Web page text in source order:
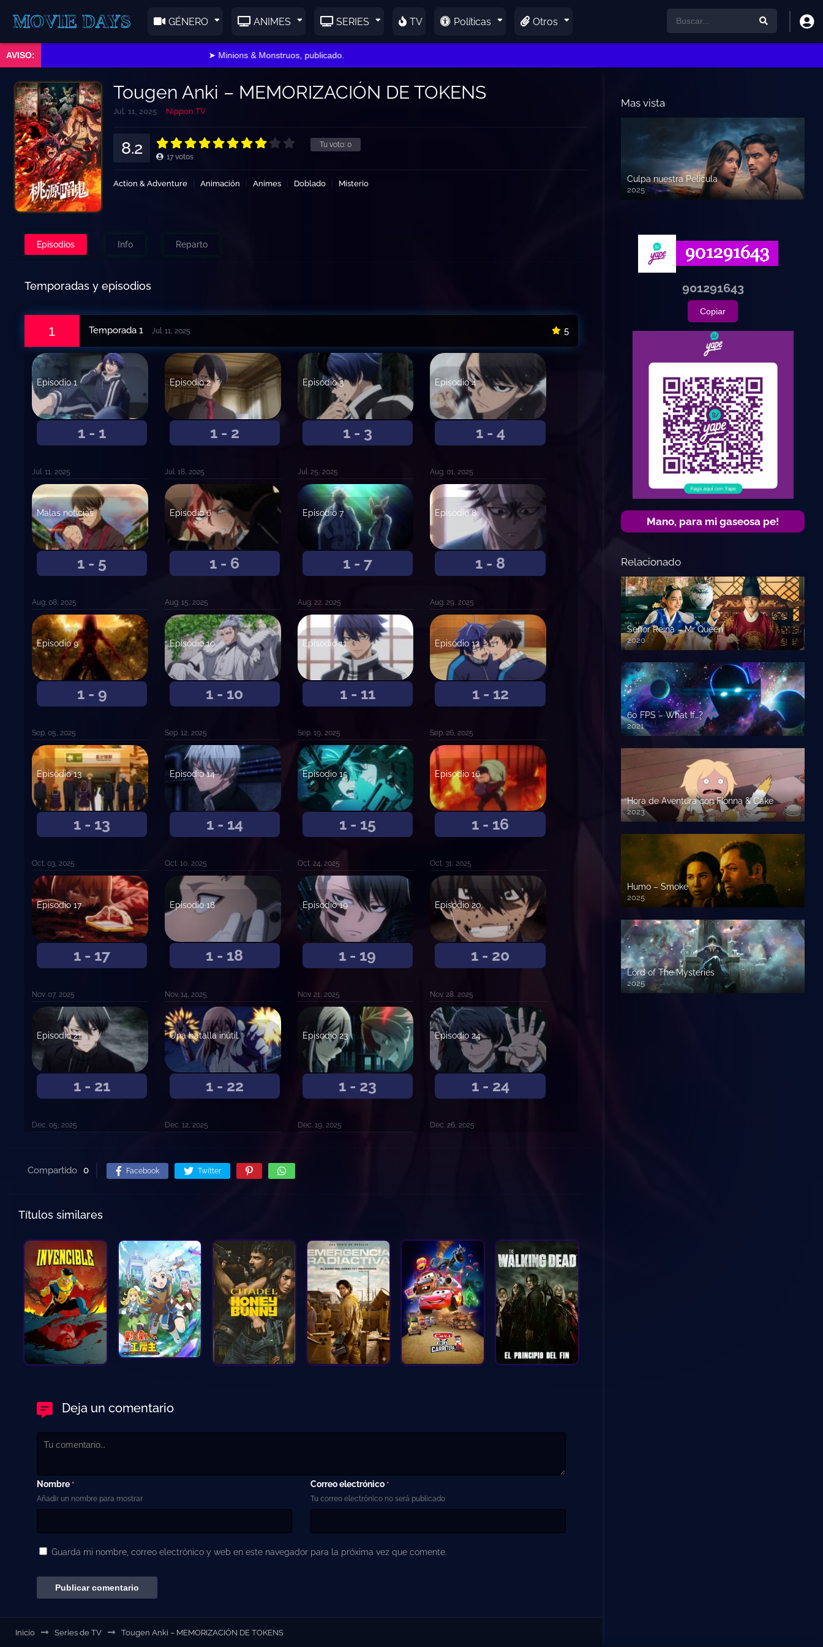
DAYS GÉNERO ANIMES SERIES TV Políticas Otros
➤ Minions & Monstruos, publicado.
Tougen Anki – MEMORIZACIÓN DE TOKENS
Jul. 11, 2025 Nippon TV
Tu voto: 0
8.2 17 votos
Action & Adventure Animación Animes Doblado Misterio
Episodios Info Reparto
Temporadas y episodios
1 Temporada 1 Jul. 11, 2025 5
1 - 1
Episodio 1
Jul. 11, 2025
1 - 2
Episodio 2
Jul. 18, 2025
1 - 3
Episodio 3
Jul. 25, 2025
1 - 4
Episodio 4
Aug. 01, 2025
1 - 5
Malas noticias
Aug. 08, 2025
1 - 6
Episodio 6
Aug. 15, 2025
1 - 7
Episodio 7
Aug. 22, 2025
1 - 8
Episodio 8
Aug. 29, 2025
1 - 9
Episodio 9
Sep. 05, 2025
1 - 10
Episodio 10
Sep. 12, 2025
1 - 11
Episodio 11
Sep. 19, 2025
1 - 12
Episodio 12
Sep. 26, 2025
1 - 13
Episodio 13
Oct. 03, 2025
1 - 14
Episodio 14
Oct. 10, 2025
1 - 15
Episodio 15
Oct. 24, 2025
1 - 16
Episodio 16
Oct. 31, 2025
1 - 17
Episodio 17
Nov. 07, 2025
1 - 18
Episodio 18
Nov. 14, 2025
1 - 19
Episodio 19
Nov. 21, 2025
1 - 20
Episodio 20
Nov. 28, 2025
1 - 21
Episodio 21
Dec. 05, 2025
1 - 22
Una batalla inútil
Dec. 12, 2025
1 - 23
Episodio 23
Dec. 19, 2025
1 - 24
Episodio 24
Dec. 26, 2025
Compartido 0 Facebook Twitter
Títulos similares
Deja un comentario
Nombre *
Añadir un nombre para mostrar
Correo electrónico *
Tu correo electrónico no será publicado
Guarda mi nombre, correo electrónico y web en este navegador para la próxima vez que comente.
Inicio Series de TV Tougen Anki – MEMORIZACIÓN DE TOKENS
Mas vista
Culpa nuestra Pelicula
2025
720p HD
901291643
Copiar
Mano, para mi gaseosa pe!
Relacionado
Señor Reina – Mr Queen
2020
60 FPS – What If…?
2021
Hora de Aventura con Fionna & Cake
2023
Humo – Smoke
2025
Lord of The Mysteries
2025